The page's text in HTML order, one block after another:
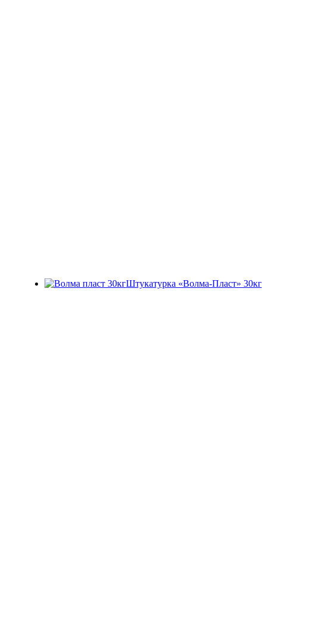
Штукатурка «Волма-Пласт» 30кг